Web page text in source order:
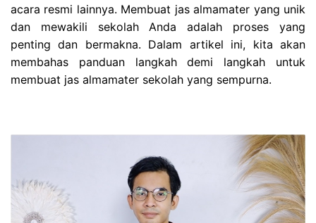
acara resmi lainnya. Membuat jas almamater yang unik
dan mewakili sekolah Anda adalah proses yang
penting dan bermakna. Dalam artikel ini, kita akan
membahas panduan langkah demi langkah untuk
membuat jas almamater sekolah yang sempurna.